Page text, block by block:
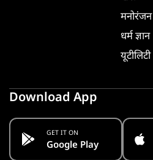
मनोरंजन
धर्म ज्ञान
यूटीलिटी
Download App
GET IT ON
Google Play